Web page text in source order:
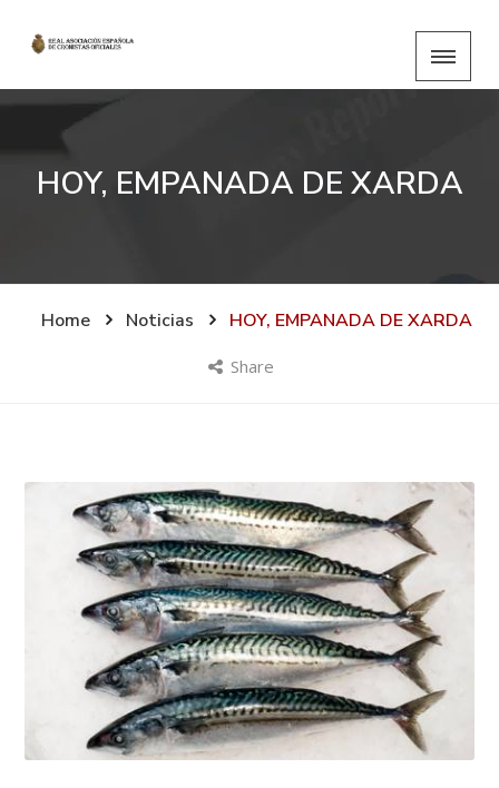
HOY, EMPANADA DE XARDA
Home Noticias HOY, EMPANADA DE XARDA
Share